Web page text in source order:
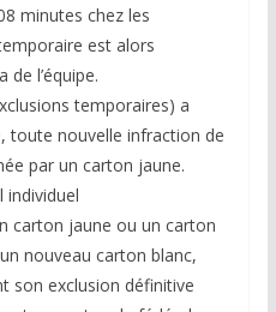
minutes chez les
est alors
l’équipe.
temporaires) a
toute nouvelle infraction de
par un carton jaune.
individuel
carton jaune ou un carton
nouveau carton blanc,
son exclusion définitive